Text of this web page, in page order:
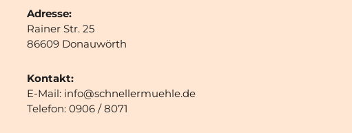
Adresse:
Rainer Str. 25
86609 Donauwörth
Kontakt:
E-Mail: info@schnellermuehle.de
Telefon: 0906 / 8071